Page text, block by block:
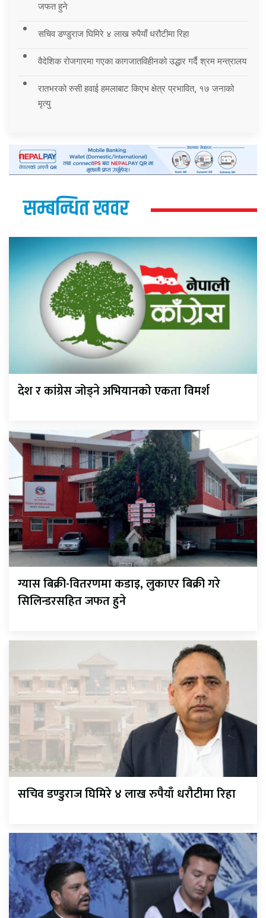
जफत हुने
सचिव डण्डुराज घिमिरे ४ लाख रुपैयाँ धरौटीमा रिहा
वैदेशिक रोजगारमा गएका कागजातविहीनको उद्धार गर्दै श्रम मन्त्रालय
रातभरको रुसी हवाई हमलाबाट किएभ क्षेत्र प्रभावित, १७ जनाको
मृत्यु
सम्बन्धित खवर
देश र कांग्रेस जोड्ने अभियानको एकता विमर्श
ग्यास बिक्री-वितरणमा कडाइ, लुकाएर बिक्री गरे
सिलिन्डरसहित जफत हुने
सचिव डण्डुराज घिमिरे ४ लाख रुपैयाँ धरौटीमा रिहा